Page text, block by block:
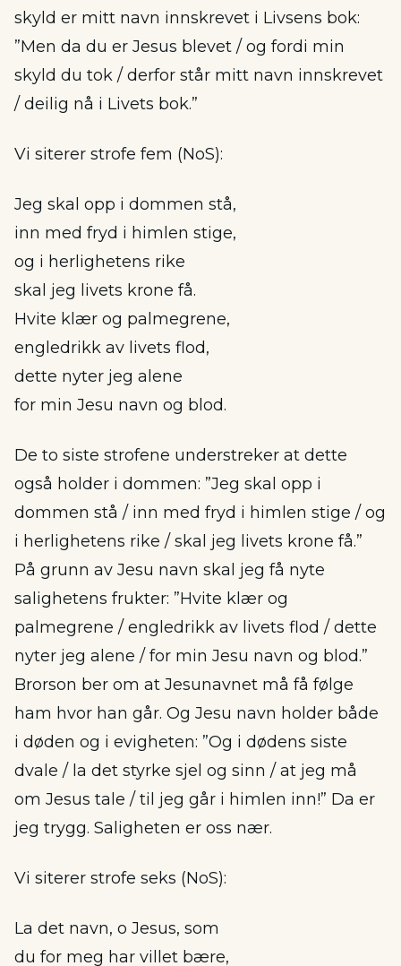
skyld er mitt navn innskrevet i Livsens bok:
”Men da du er Jesus blevet / og fordi min
skyld du tok / derfor står mitt navn innskrevet
/ deilig nå i Livets bok.”
Vi siterer strofe fem (NoS):
Jeg skal opp i dommen stå,
inn med fryd i himlen stige,
og i herlighetens rike
skal jeg livets krone få.
Hvite klær og palmegrene,
engledrikk av livets flod,
dette nyter jeg alene
for min Jesu navn og blod.
De to siste strofene understreker at dette
også holder i dommen: ”Jeg skal opp i
dommen stå / inn med fryd i himlen stige / og
i herlighetens rike / skal jeg livets krone få.”
På grunn av Jesu navn skal jeg få nyte
salighetens frukter: ”Hvite klær og
palmegrene / engledrikk av livets flod / dette
nyter jeg alene / for min Jesu navn og blod.”
Brorson ber om at Jesunavnet må få følge
ham hvor han går. Og Jesu navn holder både
i døden og i evigheten: ”Og i dødens siste
dvale / la det styrke sjel og sinn / at jeg må
om Jesus tale / til jeg går i himlen inn!” Da er
jeg trygg. Saligheten er oss nær.
Vi siterer strofe seks (NoS):
La det navn, o Jesus, som
du for meg har villet bære,